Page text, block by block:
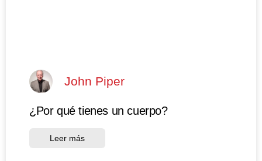
John Piper
¿Por qué tienes un cuerpo?
Leer más